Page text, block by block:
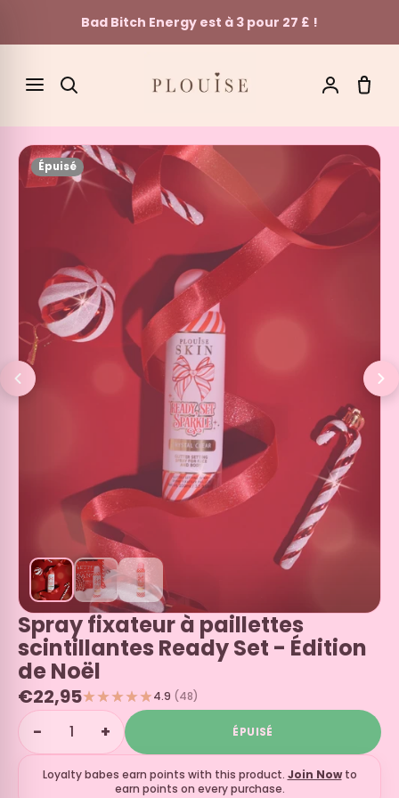
Bad Bitch Energy est à 3 pour 27 £ !
SEARCH
Épuisé
Spray fixateur à paillettes
scintillantes Ready Set - Édition
de Noël
€22,95 4.9 (48)
− + ÉPUISÉ
Loyalty babes earn points with this product. Join Nowto
earn points on every purchase.